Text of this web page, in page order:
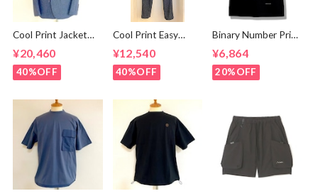
Cool Print Jacket
¥20,460
40%OFF
Cool Print Easy
¥12,540
40%OFF
Binary Number Print
¥6,864
20%OFF